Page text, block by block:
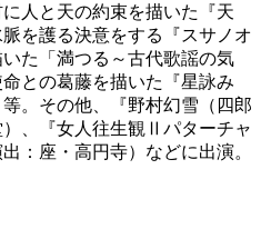
人と天の約束を描いた『天
を護る決意をする『スサノオ
た「満つる～古代歌謡の気
との葛藤を描いた『星詠み
。その他、『野村幻雪（四郎
、『女人往生観Ⅱパターチャ
：座・高円寺）などに出演。